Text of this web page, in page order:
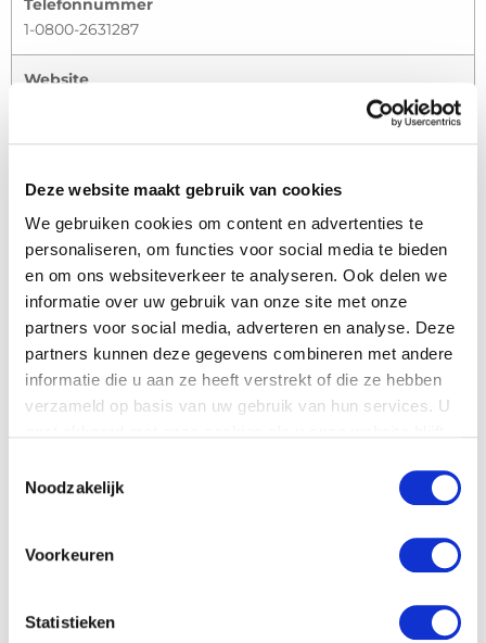
Deze website maakt gebruik van cookies
We gebruiken cookies om content en advertenties te
personaliseren, om functies voor social media te bieden
en om ons websiteverkeer te analyseren. Ook delen we
informatie over uw gebruik van onze site met onze
partners voor social media, adverteren en analyse. Deze
partners kunnen deze gegevens combineren met andere
informatie die u aan ze heeft verstrekt of die ze hebben
verzameld op basis van uw gebruik van hun services. U
Noodzakelijk
Voorkeuren
Statistieken
Telefonnummer
1-0800-2631287
Website
Bitte benutzen Sie dieses Formular um
Ihren Händler zu kontaktieren
Name *
Firmenname